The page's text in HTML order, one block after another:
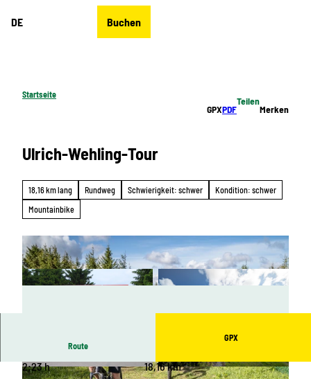
DE Buchen
Startseite
GPXPDF
Teilen
Merken
Ulrich-Wehling-Tour
18,16 km lang Rundweg Schwierigkeit: schwer
Kondition: schwer
Mountainbike
© Michael Erler, Gästeinformation Kurort Ober
© Dennis Stratmann, TV Erzgebirge |
Route
GPX
2:23 h
18,16 km